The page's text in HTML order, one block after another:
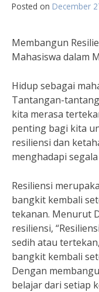
Posted on December
Membangun
Mahasiswa dalam
Hidup sebagai
Tantangan-
kita merasa
penting bagi kita
resiliensi dan
menghadapi
Resiliensi
bangkit kembali
tekanan. Menurut
resiliensi,
sedih atau
bangkit kembali
Dengan
belajar dari setiap